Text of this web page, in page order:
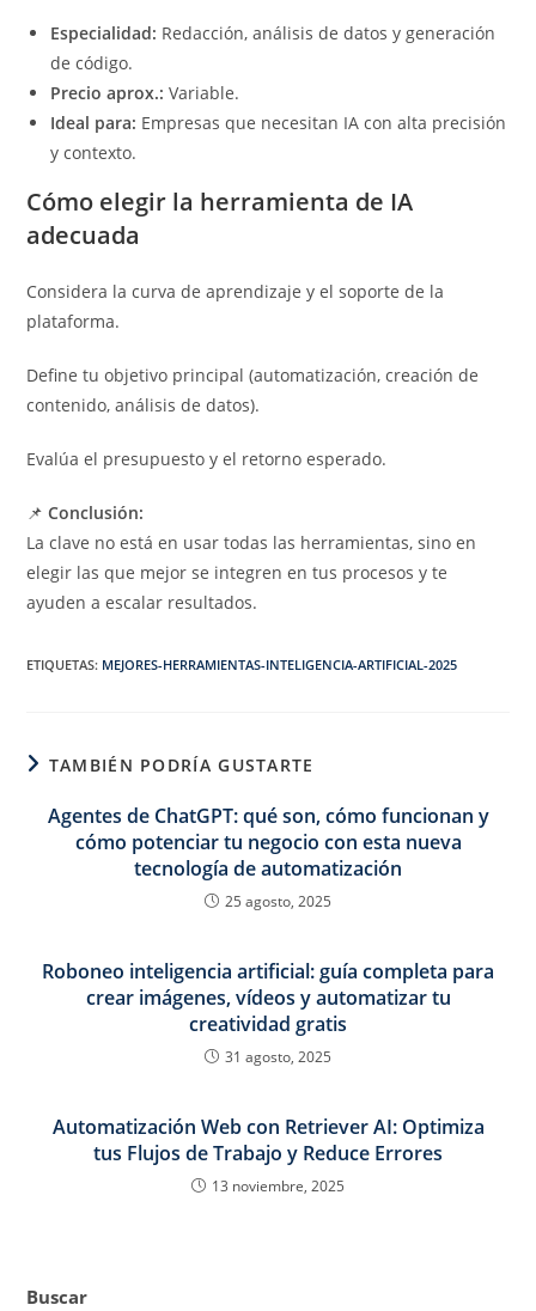
Especialidad: Redacción, análisis de datos y generación
de código.
Precio aprox.: Variable.
Ideal para: Empresas que necesitan IA con alta precisión
y contexto.
Cómo elegir la herramienta de IA
adecuada
Considera la curva de aprendizaje y el soporte de la
plataforma.
Define tu objetivo principal (automatización, creación de
contenido, análisis de datos).
Evalúa el presupuesto y el retorno esperado.
📌Conclusión:
La clave no está en usar todas las herramientas, sino en
elegir las que mejor se integren en tus procesos y te
ayuden a escalar resultados.
ETIQUETAS: MEJORES-HERRAMIENTAS-INTELIGENCIA-ARTIFICIAL-2025
TAMBIÉN PODRÍA GUSTARTE
Agentes de ChatGPT: qué son, cómo funcionan y
cómo potenciar tu negocio con esta nueva
tecnología de automatización
25 agosto, 2025
Roboneo inteligencia artificial: guía completa para
crear imágenes, vídeos y automatizar tu
creatividad gratis
31 agosto, 2025
Automatización Web con Retriever AI: Optimiza
tus Flujos de Trabajo y Reduce Errores
13 noviembre, 2025
Buscar